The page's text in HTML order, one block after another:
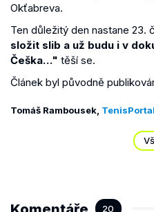
Okťabreva.
Ten důležitý den nastane 23.
složit slib a už budu i v
Češka…" těší se.
Článek byl původně
Tomáš Rambousek,
20